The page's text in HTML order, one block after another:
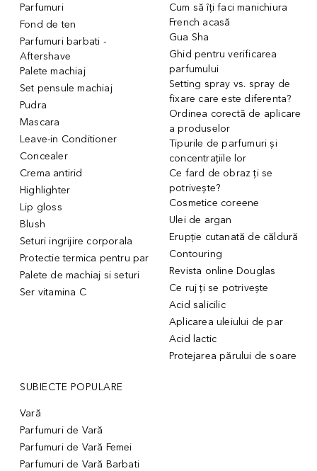
Parfumuri
Fond de ten
Parfumuri barbati -
Aftershave
Palete machiaj
Set pensule machiaj
Pudra
Mascara
Leave-in Conditioner
Concealer
Crema antirid
Highlighter
Lip gloss
Blush
Seturi ingrijire corporala
Protectie termica pentru par
Palete de machiaj si seturi
Ser vitamina C
Cum să îți faci manichiura
French acasă
Gua Sha
Ghid pentru verificarea
parfumului
Setting spray vs. spray de
fixare care este diferenta?
Ordinea corectă de aplicare
a produselor
Tipurile de parfumuri și
concentrațiile lor
Ce fard de obraz ți se
potrivește?
Cosmetice coreene
Ulei de argan
Erupție cutanată de căldură
Contouring
Revista online Douglas
Ce ruj ți se potrivește
Acid salicilic
Aplicarea uleiului de par
Acid lactic
Protejarea părului de soare
SUBIECTE POPULARE
Vară
Parfumuri de Vară
Parfumuri de Vară Femei
Parfumuri de Vară Barbati